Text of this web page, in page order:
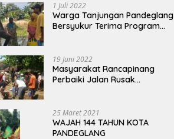
1 Juli 2022
Warga Tanjungan Pandeglang
Bersyukur Terima Program
19 Juni 2022
Masyarakat Rancapinang
Perbaiki Jalan Rusak
25 Maret 2021
WAJAH 144 TAHUN KOTA
PANDEGLANG